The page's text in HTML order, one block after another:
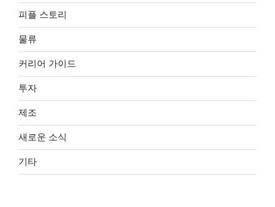
피플 스토리
물류
커리어 가이드
투자
제조
새로운 소식
기타